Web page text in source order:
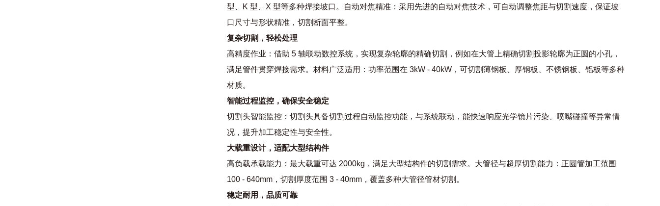
型、K 型、X 型等多种焊接坡口。自动对焦精准：采用先进的自动对焦技术，可自动调整焦距与切割速度，保证坡
口尺寸与形状精准，切割断面平整。
复杂切割，轻松处理
高精度作业：借助 5 轴联动数控系统，实现复杂轮廓的精确切割，例如在大管上精确切割投影轮廓为正圆的小孔，
满足管件贯穿焊接需求。材料广泛适用：功率范围在 3kW - 40kW，可切割薄钢板、厚钢板、不锈钢板、铝板等多种
材质。
智能过程监控，确保安全稳定
切割头智能监控：切割头具备切割过程自动监控功能，与系统联动，能快速响应光学镜片污染、喷嘴碰撞等异常情
况，提升加工稳定性与安全性。
大载重设计，适配大型结构件
高负载承载能力：最大载重可达 2000kg，满足大型结构件的切割需求。大管径与超厚切割能力：正圆管加工范围
100 - 640mm，切割厚度范围 3 - 40mm，覆盖多种大管径管材切割。
稳定耐用，品质可靠